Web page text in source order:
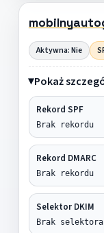
Aktywna: Nie
Pokaż
Rekord SPF
Brak rekordu
Rekord DMARC
Brak rekordu
Selektor DKIM
Brak selektora